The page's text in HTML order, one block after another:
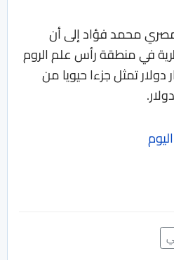
محمد فؤاد إلى أن
في منطقة رأس علم الروم
قيمتها 3.5 مليار دولار تمثل جزءا حيويا من